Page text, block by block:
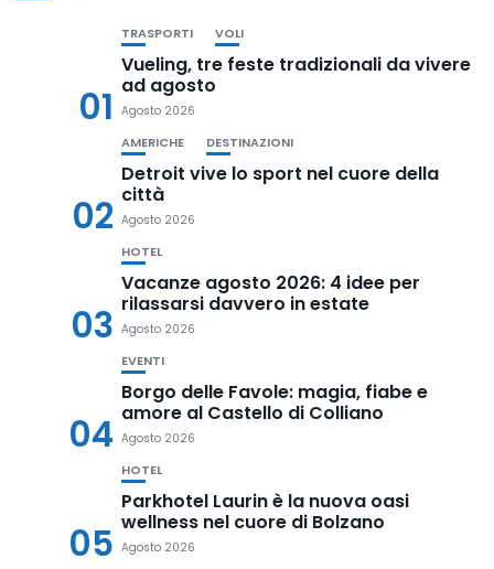
01
TRASPORTI VOLI
Vueling, tre feste tradizionali da vivere
ad agosto
Agosto 2026
02
AMERICHE DESTINAZIONI
Detroit vive lo sport nel cuore della
città
Agosto 2026
03
HOTEL
Vacanze agosto 2026: 4 idee per
rilassarsi davvero in estate
Agosto 2026
04
EVENTI
Borgo delle Favole: magia, fiabe e
amore al Castello di Colliano
Agosto 2026
05
HOTEL
Parkhotel Laurin è la nuova oasi
wellness nel cuore di Bolzano
Agosto 2026